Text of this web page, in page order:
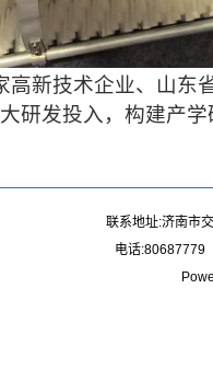
高新技术企业、山东
研发投入，构建产
联系地址:济南市
电话:80687779